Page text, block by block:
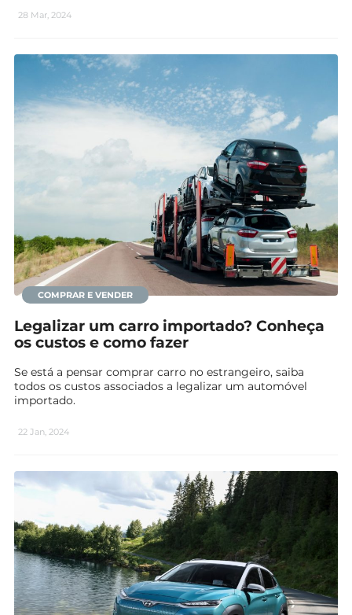
28 Mar, 2024
COMPRAR E VENDER
Legalizar um carro importado? Conheça
os custos e como fazer
Se está a pensar comprar carro no estrangeiro, saiba
todos os custos associados a legalizar um automóvel
importado.
22 Jan, 2024